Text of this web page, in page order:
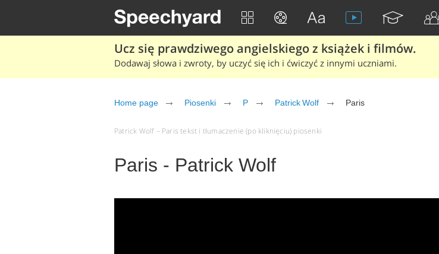
Ucz się prawdziwego angielskiego z książek i filmów.
Dodawaj słowa i zwroty, by uczyć się ich i ćwiczyć z innymi uczniami.
Home page Piosenki P Patrick Wolf Paris
Patrick Wolf – Paris tekst i tłumaczenie (po kliknięciu) piosenki
Paris - Patrick Wolf